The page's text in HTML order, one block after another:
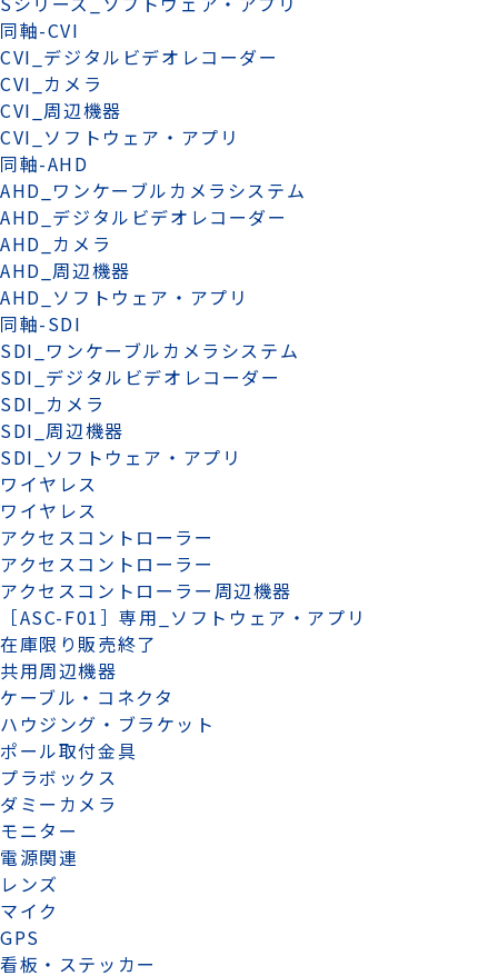
同軸-CVI
CVI_デジタルビデオレコーダー
CVI_カメラ
CVI_周辺機器
CVI_ソフトウェア・アプリ
同軸-AHD
AHD_ワンケーブルカメラシステム
AHD_デジタルビデオレコーダー
AHD_カメラ
AHD_周辺機器
AHD_ソフトウェア・アプリ
同軸-SDI
SDI_ワンケーブルカメラシステム
SDI_デジタルビデオレコーダー
SDI_カメラ
SDI_周辺機器
SDI_ソフトウェア・アプリ
ワイヤレス
ワイヤレス
アクセスコントローラー
アクセスコントローラー
アクセスコントローラー周辺機器
［ASC-F01］専用_ソフトウェア・アプリ
在庫限り販売終了
共用周辺機器
ケーブル・コネクタ
ハウジング・ブラケット
ポール取付金具
プラボックス
ダミーカメラ
モニター
電源関連
レンズ
マイク
GPS
看板・ステッカー